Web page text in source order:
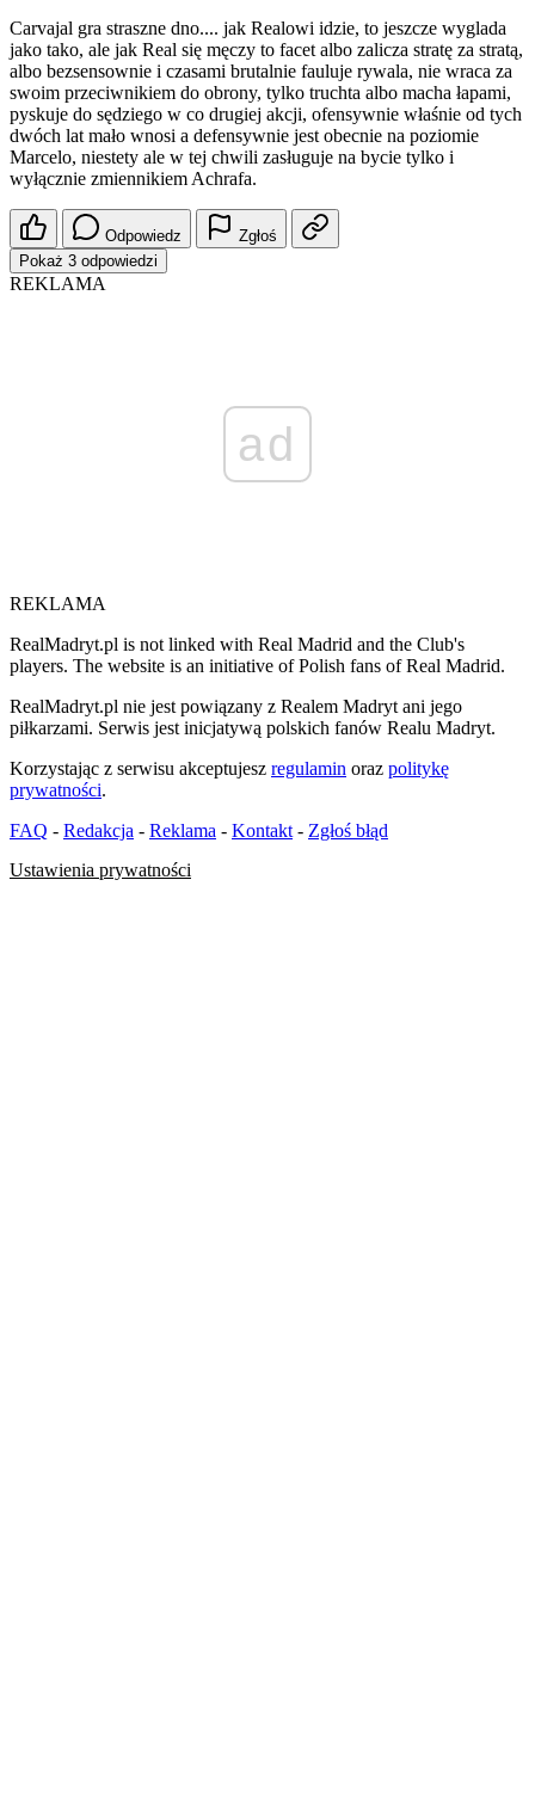
Carvajal gra straszne dno.... jak Realowi idzie, to jeszcze wyglada
jako tako, ale jak Real się męczy to facet albo zalicza stratę za stratą,
albo bezsensownie i czasami brutalnie fauluje rywala, nie wraca za
swoim przeciwnikiem do obrony, tylko truchta albo macha łapami,
pyskuje do sędziego w co drugiej akcji, ofensywnie właśnie od tych
dwóch lat mało wnosi a defensywnie jest obecnie na poziomie
Marcelo, niestety ale w tej chwili zasługuje na bycie tylko i
wyłącznie zmiennikiem Achrafa.
Odpowiedz
Zgłoś
Pokaż 3 odpowiedzi
REKLAMA
ad
REKLAMA
RealMadryt.pl is not linked with Real Madrid and the Club's
players. The website is an initiative of Polish fans of Real Madrid.
RealMadryt.pl nie jest powiązany z Realem Madryt ani jego
piłkarzami. Serwis jest inicjatywą polskich fanów Realu Madryt.
Korzystając z serwisu akceptujesz regulamin oraz politykę
prywatności.
FAQ - Redakcja - Reklama - Kontakt - Zgłoś błąd
Ustawienia prywatności